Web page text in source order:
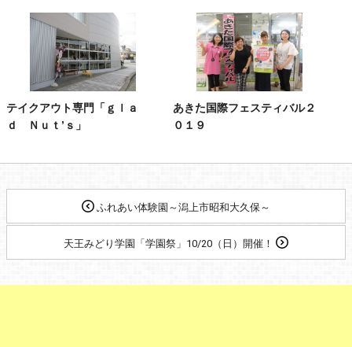
テイクアウト専門「ｇｌａ
ｄ Ｎｕｔ’ｓ」
あきた国際フェスティバル２
０１９
ふれあい体験園～潟上市昭和大久保～
天王みどり学園「学園祭」10/20（日）開催！